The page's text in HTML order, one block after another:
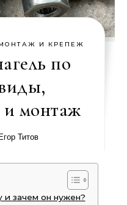
И КРЕПЕЖ
по
монтаж
Егор Титов
и зачем он нужен?